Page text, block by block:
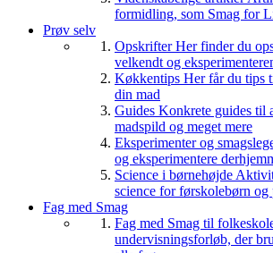
formidling, som Smag for
Prøv selv
OpskrifterHer finder du
velkendt og
Køkkentips Her får du tips
din mad
Guides Konkrete guides til
madspild og meget mere
Eksperimenter og
og eksperimentere
Science i børnehøjde
science for førskolebørn
Fag med Smag
Fag med Smag til
undervisningsforløb, der